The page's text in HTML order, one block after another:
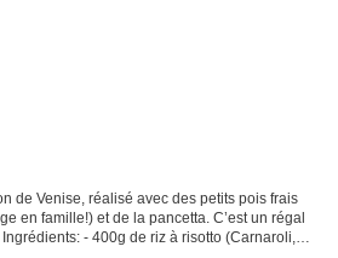
de Venise, réalisé avec des petits pois frais
en famille!) et de la pancetta. C’est un régal
- 400g de riz à risotto (Carnaroli,